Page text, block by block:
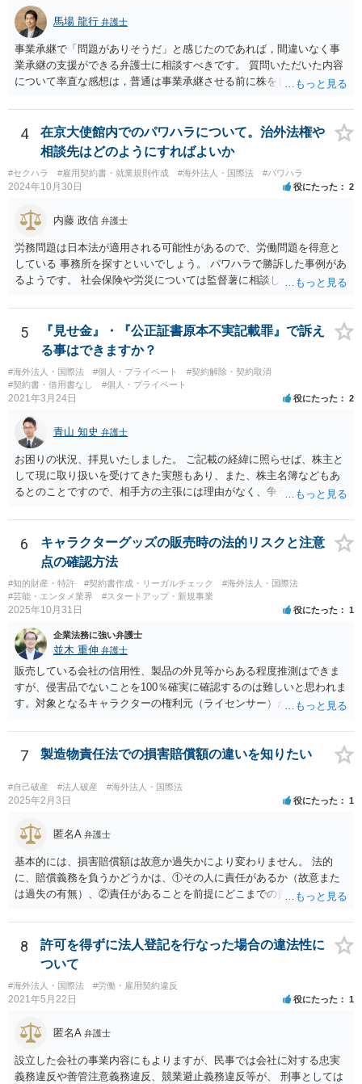
を示唆しており、本件でも同様に、指輪の返還が貴社の責任範囲外の
問題であると主張する上で参考になります。 2. 今後の対応について
相手方代理人に対し、内容証明郵便などで書面にて貴社の見解を明確
に伝えることが重要です。その書面には、以下の内容を盛り込むこと
が考えられます。 成婚料について: 円満な解決を優先する観点から、
には上記の裁判例のように、貴社に返金義務は無いと判断される可能
性が高いと思われます。）。 指輪代金について: 前述の通り、男性会
員と女性会員との間の個人間の贈与であり、貴社に法的な返金義務は
ないことを、法的根拠と共に冷静に主張する。 「刑事訴訟」との主張
に対して: 本件は、契約の履行や返金を巡る民事上の紛争であり、貴社
に当初から金銭を騙し取る意図（詐欺罪の構成要件である欺罔行為）
があったとは考えにくく、刑事事件として立件される可能性は極めて
低いと思われます。 3. 警察からの連絡について 警察は「民事不介
入」を原則としており、契約トラブルなどの個人間の紛争に介入する
ことはありません。しかし、事件性があるかどうかを判断するため
に、関係者から事情を聴くことがあります。その場合には誠実な事実
説明を行ってください。
馬場 龍行 弁護士
事業承継で「問題がありそうだ」と感じたのであれば，間違いなく事
業承継の支援ができる弁護士に相談すべきです。 質問いただいた内容
について率直な感想は，普通は事業承継させる前に株をしっかり集め
というのは無責任というほかないでしょう。 事業承継については，相
続税や贈与税を猶予する特別法な，遺留分について株式価格を遺留分
算定基礎額から控除したり価額を相続時でなく承継時に固定したりす
ることのできる特別法が定められています。 買い取る以外の方法につ
いても，株式保有割合や状況によるので，具体的に弁護士に相談され
ることをお勧めします。
4
在京大使館内でのパワハラについて。治外法権や
相談先はどのようにすればよいか
#セクハラ #雇用契約書・就業規則作成 #海外法人・国際法 #パワハラ
2024年10月30日 役にたった 2
内藤 政信 弁護士
労務問題は日本法が適用される可能性があるので、労働問題を得意と
している 事務所を探すといいでしょう。 パワハラで勝訴した事例があ
るようです。 社会保険や労災については監督薯に相談してみるといい
5
『見せ金』・『公正証書原本不実記載罪』で訴え
る事はできますか？
#海外法人・国際法 #個人・プライベート
#契約解除・契約取消
#契約書・借用書なし
#個人・プライベート
2021年3月24日 役にたった 2
青山 知史 弁護士
お困りの状況、拝見いたしました。 ご記載の経緯に照らせば、株主と
して現に取り扱いを受けてきた実態もあり、また、株主名簿などもあ
るとのことですので、相手方の主張には理由がなく、争う余地はある
主手の地位確認請求を訴訟などで実施し、正式に権利関係を明らかに
することも考えられます。 また、仮に株式の割り当てがなされていな
いとのことであれば、出資契約の前提が果たされていないことになり
ますので、債務不履行を理由に契約を解除し、100万円の返金を要求す
ることも考えられるかと思慮いたします。 この他、持ち株比率などに
もよりますが、過半数を確保できるのであれば、相手方の解任請求を
たします。 いずれの手段をとるとしても、当時のやり取りや契約内
容、相手方の主張内容などによっても、とるべき手段が異なってきま
すので、本格的に争うことをお考えであれば、関連資料をお持ちのう
え、個別に弁護士にご相談をし、対策を立てていくべきと思慮いたし
ます。
6
キャラクターグッズの販売時の法的リスクと注意
点の確認方法
#知的財産・特許 #契約書作成・リーガルチェック
#海外法人・国際法
#芸能・エンタメ業界
#スタートアップ・新規事業
2025年10月31日 役にたった 1
企業法務に強い弁護士
並木 重伸 弁護士
販売している会社の信用性、製品の外見等からある程度推測はできま
すが、侵害品でないことを100％確実に確認するのは難しいと思われま
す。対象となるキャラクターの権利元（ライセンサー）がわかるので
頼し絵を作ってもらいそれを元に工場へ作成依頼などした場合」につ
いては、作ってもらった絵がオリジナルのものであれば問題はありま
せんが（ただし絵師などから権利を得ておく必要があります。）、既
存のキャラクターやそれに類似するものであれば、その権利元から許
諾を受けない限り著作権侵害となる可能性が高いです。
7 製造物責任法での損害賠償額の違いを知りたい
#自己破産 #法人破産 #海外法人・国際法
2025年2月3日 役にたった 1
匿名A 弁護士
基本的には、損害賠償額は故意か過失かにより変わりません。 法的
に、賠償義務を負うかどうかは、①その人に責任があるか（故意また
は過失の有無）、②責任があることを前提にどこまでの責任を負うべ
（厳密には、②の話の中で責任の範囲を問う過程で主観面も見るする
ので事案次第ではありますが。）。 また、海外での損害の発生の場合
には、まずどの法を適用するのかの問題があるので、どの国の損害で
生じた損害で、その問題に何法が適用されるのか、の判断が先行する
ので、事案聞かないことにはなんともといったところです。
8
許可を得ずに法人登記を行なった場合の違法性に
ついて
#海外法人・国際法 #労働・雇用契約違反
2021年5月22日 役にたった 1
匿名A 弁護士
設立した会社の事業内容にもよりますが、民事では会社に対する忠実
義務違反や善管注意義務違反、競業避止義務違反等が、 刑事としては